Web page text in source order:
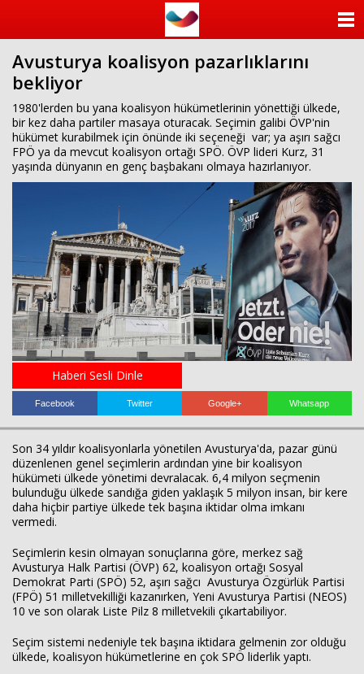
Avusturya koalisyon pazarlıklarını
bekliyor
1980'lerden bu yana koalisyon hükümetlerinin yönettiği ülkede,
bir kez daha partiler masaya oturacak. Seçimin galibi ÖVP'nin
hükümet kurabilmek için önünde iki seçeneği var; ya aşırı sağcı
FPÖ ya da mevcut koalisyon ortağı SPÖ. ÖVP lideri Kurz, 31
yaşında dünyanın en genç başbakanı olmaya hazırlanıyor.
Haberi Sesli Dinle
Facebook Twitter Google+ Whatsapp
Son 34 yıldır koalisyonlarla yönetilen Avusturya'da, pazar günü
düzenlenen genel seçimlerin ardından yine bir koalisyon
hükümeti ülkede yönetimi devralacak. 6,4 milyon seçmenin
bulunduğu ülkede sandığa giden yaklaşık 5 milyon insan, bir kere
daha hiçbir partiye ülkede tek başına iktidar olma imkanı
vermedi.
Seçimlerin kesin olmayan sonuçlarına göre, merkez sağ
Avusturya Halk Partisi (ÖVP) 62, koalisyon ortağı Sosyal
Demokrat Parti (SPÖ) 52, aşırı sağcı Avusturya Özgürlük Partisi
(FPÖ) 51 milletvekilliği kazanırken, Yeni Avusturya Partisi (NEOS)
10 ve son olarak Liste Pilz 8 milletvekili çıkartabiliyor.
Seçim sistemi nedeniyle tek başına iktidara gelmenin zor olduğu
ülkede, koalisyon hükümetlerine en çok SPÖ liderlik yaptı.
KATEGORİLER
ANKETLER
VİDEO GALERİ
KÜNYE
İLETİŞİM